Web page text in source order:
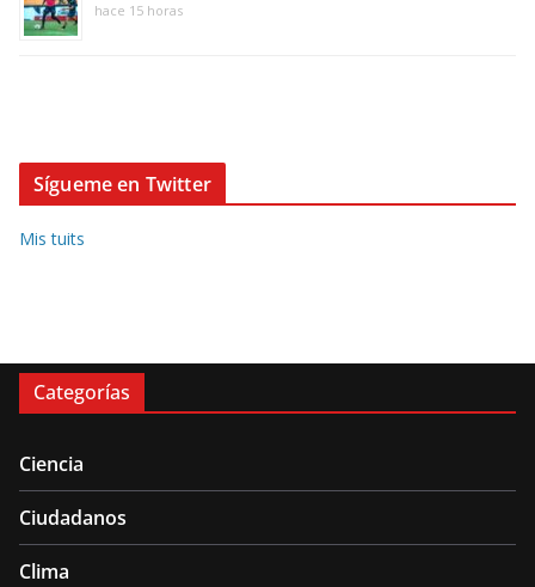
hace 15 horas
Sígueme en Twitter
Mis tuits
Categorías
Ciencia
Ciudadanos
Clima